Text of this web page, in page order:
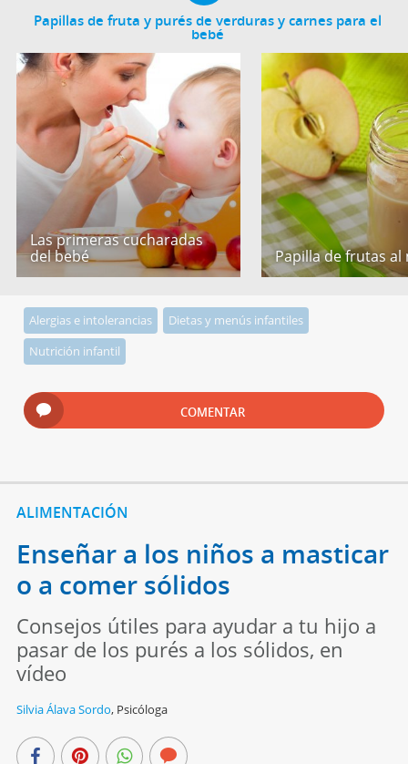
Papillas de fruta y purés de verduras y carnes para el
bebé
Las primeras cucharadas
del bebé
Papilla de frutas al
Alergias e intolerancias
Dietas y menús infantiles
Nutrición infantil
COMENTAR
ALIMENTACIÓN
Enseñar a los niños a masticar
o a comer sólidos
Consejos útiles para ayudar a tu hijo a
pasar de los purés a los sólidos, en
vídeo
Silvia Álava Sordo, Psicóloga